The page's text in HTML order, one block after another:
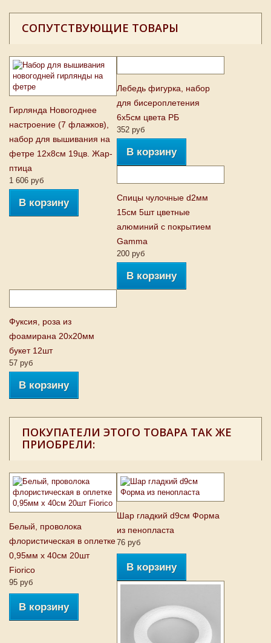
СОПУТСТВУЮЩИЕ ТОВАРЫ
Гирлянда Новогоднее
настроение (7 флажков),
набор для вышивания на
фетре 12х8см 19цв. Жар-
птица
1 606 руб
В корзину
Лебедь фигурка, набор
для бисероплетения
6х5см цвета РБ
352 руб
В корзину
Спицы чулочные d2мм
15см 5шт цветные
алюминий с покрытием
Gamma
200 руб
В корзину
Фуксия, роза из
фоамирана 20х20мм
букет 12шт
57 руб
В корзину
ПОКУПАТЕЛИ ЭТОГО ТОВАРА ТАК ЖЕ
ПРИОБРЕЛИ:
Белый, проволока
флористическая в оплетке
0,95мм х 40см 20шт
Fiorico
95 руб
В корзину
Шар гладкий d9см Форма
из пенопласта
76 руб
В корзину